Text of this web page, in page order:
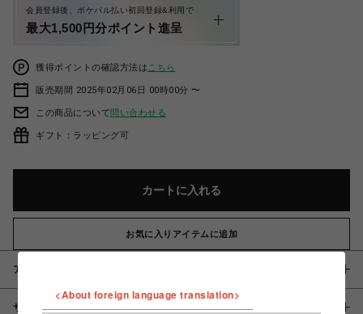
会員登録後、ポケパル払い初回登録&利用で
最大1,500円分ポイント進呈
獲得ポイントの確認方法は こちら
販売期間 2025年02月06日 00時00分 〜
この商品について問い合わせる
ギフト：ラッピング可
カートに入れる
お気に入りアイテムに追加
アイテム説明 / 素材
サイズ
<About foreign language translation>